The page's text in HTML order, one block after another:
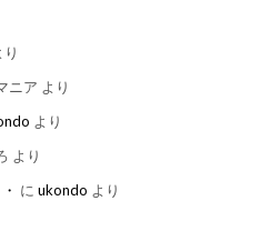
り
ニア より
より
より
に ukondo より